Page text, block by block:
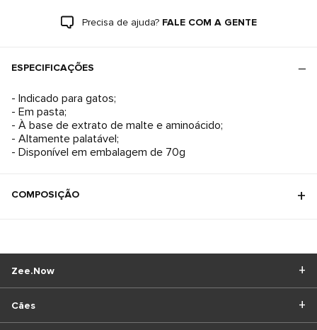
Precisa de ajuda? FALE COM A GENTE
ESPECIFICAÇÕES
- Indicado para gatos;
- Em pasta;
- À base de extrato de malte e aminoácido;
- Altamente palatável;
- Disponível em embalagem de 70g
COMPOSIÇÃO
Cães
Zee.Now